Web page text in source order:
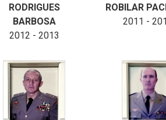
RODRIGUES
BARBOSA
2012 - 2013
ROBILAR
2011 -